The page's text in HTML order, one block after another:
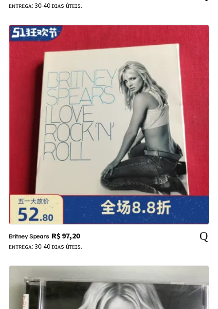
ᴇɴᴛʀᴇɢᴀ: 30-40 ᴅɪᴀs úᴛᴇɪs.
Britney Spears R$97,20
ᴇɴᴛʀᴇɢᴀ: 30-40 ᴅɪᴀs úᴛᴇɪs.